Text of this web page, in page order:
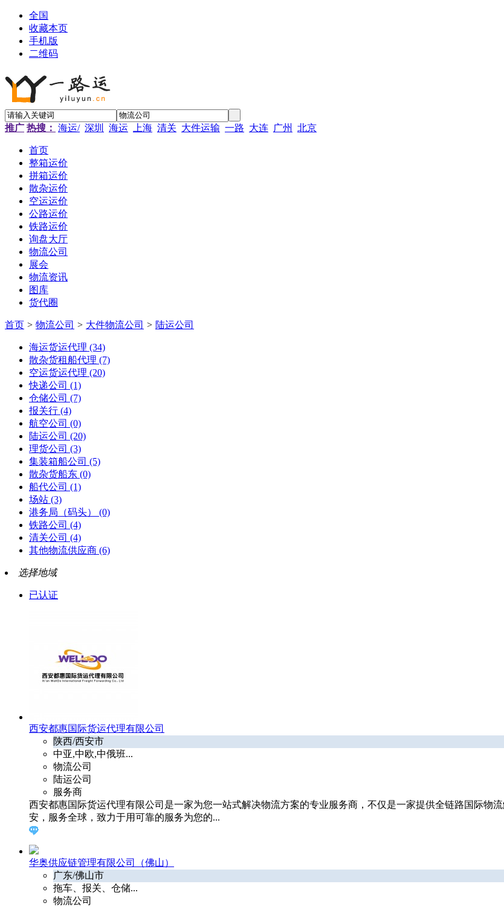
全国
收藏本页
手机版
二维码
推广 热搜： 海运/ 深圳 海运 上海 清关 大件运输 一路 大连 广州 北京
首页
整箱运价
拼箱运价
散杂运价
空运运价
公路运价
铁路运价
询盘大厅
物流公司
展会
物流资讯
图库
货代圈
首页 > 物流公司 > 大件物流公司 > 陆运公司
海运货运代理 (34)
散杂货租船代理 (7)
空运货运代理 (20)
快递公司 (1)
仓储公司 (7)
报关行 (4)
航空公司 (0)
陆运公司 (20)
理货公司 (3)
集装箱船公司 (5)
散杂货船东 (0)
船代公司 (1)
场站 (3)
港务局（码头） (0)
铁路公司 (4)
清关公司 (4)
其他物流供应商 (6)
选择地域
已认证
西安都惠国际货运代理有限公司
陕西/西安市
中亚,中欧,中俄班...
物流公司
陆运公司
服务商
西安都惠国际货运代理有限公司是一家为您一站式解决物流方案的专业服务商，不仅是一家提供全链路国际物
安，服务全球，致力于用可靠的服务为您的...
华奥供应链管理有限公司（佛山）
广东/佛山市
拖车、报关、仓储...
物流公司